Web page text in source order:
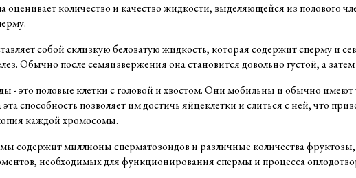
количество и качество жидкости, выделяющейся из полового
собой склизкую беловатую жидкость, которая содержит сперму и
Обычно после семяизвержения она становится довольно густой, а
- это половые клетки с головой и хвостом. Они мобильны и обычно
эта способность позволяет им достичь яйцеклетки и слиться с ней, что
каждой хромосомы.
содержит миллионы сперматозоидов и различные количества
необходимых для функционирования спермы и процесса